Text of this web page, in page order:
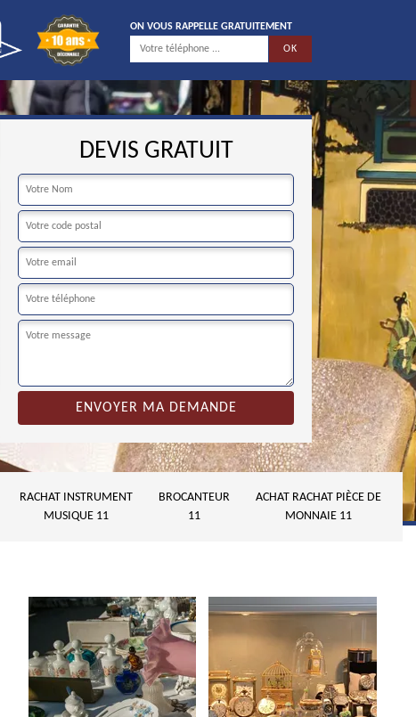
ON VOUS RAPPELLE GRATUITEMENT
DEVIS GRATUIT
RACHAT INSTRUMENT
MUSIQUE 11
BROCANTEUR
11
ACHAT RACHAT PIÈCE DE
MONNAIE 11